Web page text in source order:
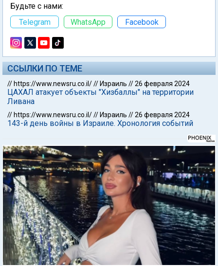
Будьте с нами:
Telegram
WhatsApp Facebook
ССЫЛКИ ПО ТЕМЕ
// https://www.newsru.co.il/// Израиль //26 февраля 2024
ЦАХАЛ атакует объекты "Хизбаллы" на территории
Ливана
// https://www.newsru.co.il/// Израиль //26 февраля 2024
143-й день войны в Израиле. Хронология событий